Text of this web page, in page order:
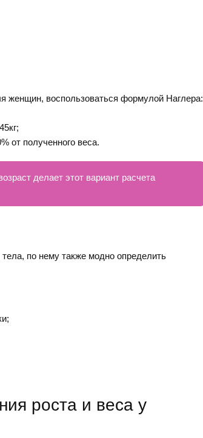
женщин, воспользоваться формулой Наглера:
от полученного веса.
делает этот вариант расчета
по нему также модно определить
роста и веса у